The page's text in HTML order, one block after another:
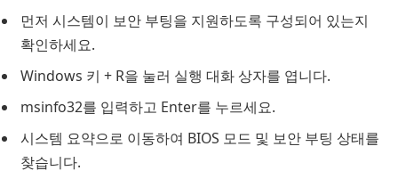
먼저 시스템이 보안 부팅을 지원하도록 구성되어 있는지
확인하세요.
Windows 키 + R을 눌러 실행 대화 상자를 엽니다.
msinfo32를 입력하고 Enter를 누르세요.
시스템 요약으로 이동하여 BIOS 모드 및 보안 부팅 상태를
찾습니다.